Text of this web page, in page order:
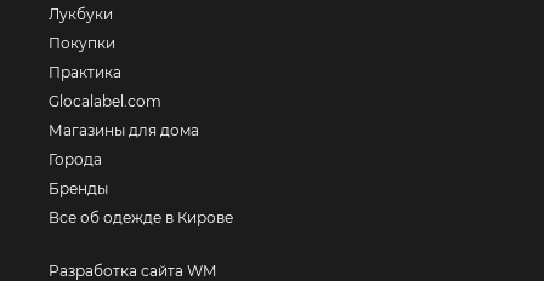
Лукбуки
Покупки
Практика
Glocalabel.com
Магазины для дома
Города
Бренды
Все об одежде в Кирове
Разработка сайта WM